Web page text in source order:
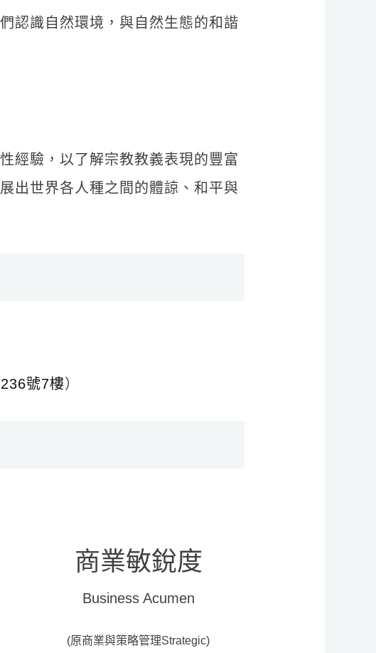
認識自然環境，與自然生態的和諧
經驗，以了解宗教教義表現的豐富
出世界各人種之間的體諒、和平與
號7樓）
商業敏銳度
Business Acumen
(原商業與策略管理Strategic)